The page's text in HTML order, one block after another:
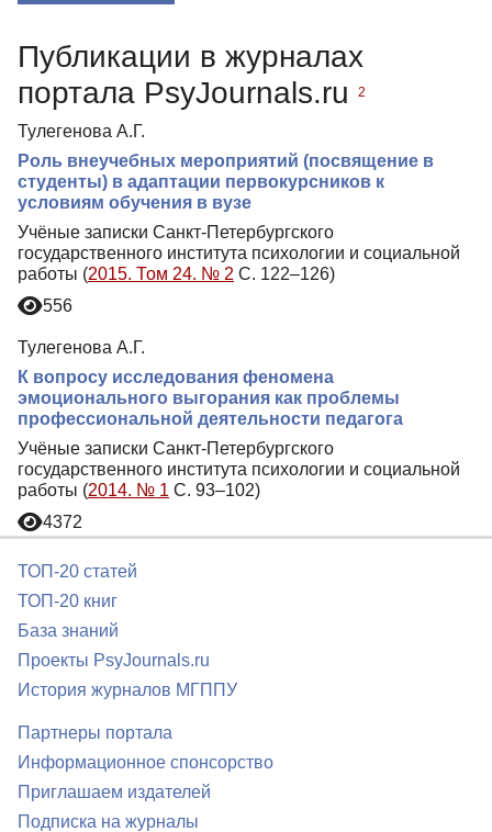
Публикации в журналах
портала PsyJournals.ru
2
Тулегенова А.Г.
Роль внеучебных мероприятий (посвящение в
студенты) в адаптации первокурсников к
условиям обучения в вузе
Учёные записки Санкт-Петербургского
государственного института психологии и социальной
работы (2015. Том 24. № 2 С. 122–126)
556
Тулегенова А.Г.
К вопросу исследования феномена
эмоционального выгорания как проблемы
профессиональной деятельности педагога
Учёные записки Санкт-Петербургского
государственного института психологии и социальной
работы (2014. № 1 С. 93–102)
4372
ТОП-20 статей
ТОП-20 книг
База знаний
Проекты PsyJournals.ru
История журналов МГППУ
Партнеры портала
Информационное спонсорство
Приглашаем издателей
Подписка на журналы